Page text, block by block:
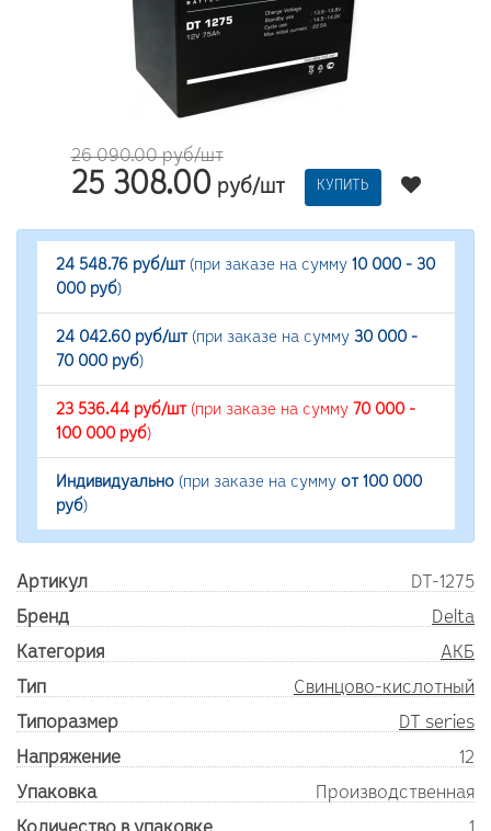
26 090.00 руб/шт
25 308.00 руб/шт КУПИТЬ
24 548.76 руб/шт(при заказе на сумму 10 000 - 30
000 руб)
24 042.60 руб/шт(при заказе на сумму 30 000 -
70 000 руб)
23 536.44 руб/шт(при заказе на сумму 70 000 -
100 000 руб)
Индивидуально (при заказе на сумму от 100 000
руб)
Артикул
DT-1275
Бренд
Delta
Категория
АКБ
Тип
Свинцово-кислотный
Типоразмер
DT series
Напряжение
12
Упаковка
Производственная